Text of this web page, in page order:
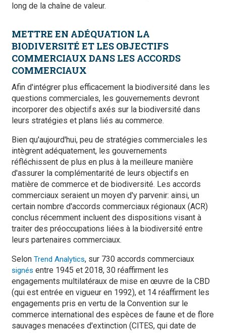
long de la chaîne de valeur.
METTRE EN ADÉQUATION LA
BIODIVERSITÉ ET LES OBJECTIFS
COMMERCIAUX DANS LES ACCORDS
COMMERCIAUX
Afin d'intégrer plus efficacement la biodiversité dans les
questions commerciales, les gouvernements devront
incorporer des objectifs axés sur la biodiversité dans
leurs stratégies et plans liés au commerce.
Bien qu'aujourd'hui, peu de stratégies commerciales les
intègrent adéquatement, les gouvernements
réfléchissent de plus en plus à la meilleure manière
d'assurer la complémentarité de leurs objectifs en
matière de commerce et de biodiversité. Les accords
commerciaux seraient un moyen d'y parvenir: ainsi, un
certain nombre d'accords commerciaux régionaux (ACR)
conclus récemment incluent des dispositions visant à
traiter des préoccupations liées à la biodiversité entre
leurs partenaires commerciaux.
Selon Trend Analytics, sur 730 accords commerciaux
signés entre 1945 et 2018, 30 réaffirment les
engagements multilatéraux de mise en œuvre de la CBD
(qui est entrée en vigueur en 1992), et 14 réaffirment les
engagements pris en vertu de la Convention sur le
commerce international des espèces de faune et de flore
sauvages menacées d'extinction (CITES, qui date de